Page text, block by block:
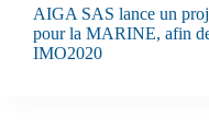
AIGA SAS lance un
pour la MARINE, afin
IMO2020